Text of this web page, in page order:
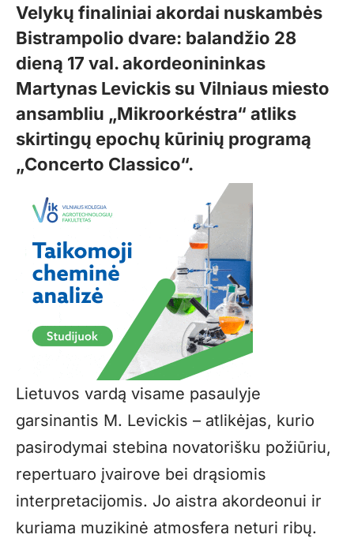
Velykų finaliniai akordai nuskambės
Bistrampolio dvare: balandžio 28
dieną 17 val. akordeonininkas
Martynas Levickis su Vilniaus miesto
ansambliu „Mikroorkéstra“ atliks
skirtingų epochų kūrinių programą
„Concerto Classico“.
Lietuvos vardą visame pasaulyje
garsinantis M. Levickis – atlikėjas, kurio
pasirodymai stebina novatorišku požiūriu,
repertuaro įvairove bei drąsiomis
interpretacijomis. Jo aistra akordeonui ir
kuriama muzikinė atmosfera neturi ribų.